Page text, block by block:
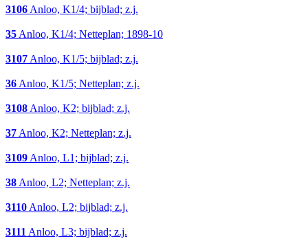
3106Anloo, K1/4; bijblad; z.j.
35Anloo, K1/4; Netteplan; 1898-10
3107Anloo, K1/5; bijblad; z.j.
36Anloo, K1/5; Netteplan; z.j.
3108Anloo, K2; bijblad; z.j.
37Anloo, K2; Netteplan; z.j.
3109Anloo, L1; bijblad; z.j.
38Anloo, L2; Netteplan; z.j.
3110Anloo, L2; bijblad; z.j.
3111Anloo, L3; bijblad; z.j.